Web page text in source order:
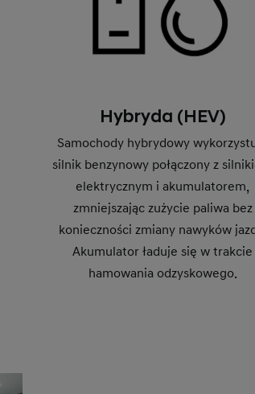
Hybryda (HEV)
Samochody hybrydowy
silnik benzynowy połączony z
elektrycznym i akumulatorem,
zmniejszając zużycie paliwa bez
konieczności zmiany nawyków
Akumulator ładuje się w trakcie
hamowania odzyskowego.